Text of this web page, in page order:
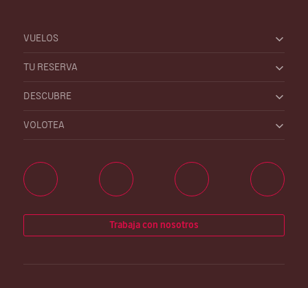
VUELOS
TU RESERVA
DESCUBRE
VOLOTEA
Trabaja con nosotros